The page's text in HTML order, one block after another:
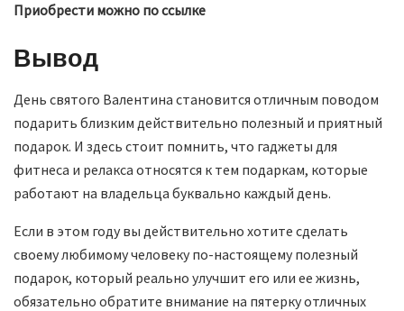
Приобрести можно по ссылке
Вывод
День святого Валентина становится отличным поводом
подарить близким действительно полезный и приятный
подарок. И здесь стоит помнить, что гаджеты для
фитнеса и релакса относятся к тем подаркам, которые
работают на владельца буквально каждый день.
Если в этом году вы действительно хотите сделать
своему любимому человеку по-настоящему полезный
подарок, который реально улучшит его или ее жизнь,
обязательно обратите внимание на пятерку отличных